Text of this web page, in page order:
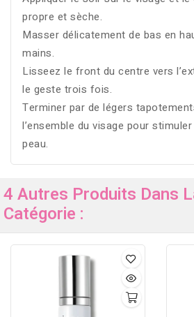
propre et sèche.
Masser délicatement de bas en
mains.
Lisseez le front du centre vers
le geste trois fois.
Terminer par de légers
l’ensemble du visage pour
peau.
4 Autres Produits Dans
Catégorie :